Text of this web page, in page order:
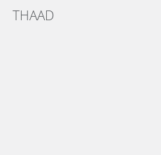
THAAD